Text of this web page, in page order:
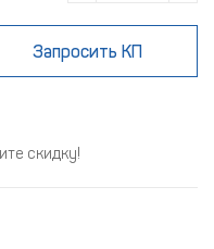
Запросить КП
скидку!